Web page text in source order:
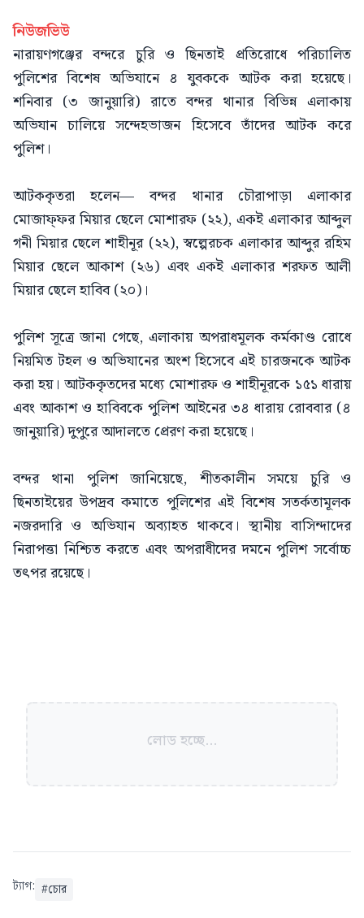
নিউজভিউ
নারায়ণগঞ্জের বন্দরে চুরি ও ছিনতাই প্রতিরোধে পরিচালিত
পুলিশের বিশেষ অভিযানে ৪ যুবককে আটক করা হয়েছে।
শনিবার (৩ জানুয়ারি) রাতে বন্দর থানার বিভিন্ন এলাকায়
অভিযান চালিয়ে সন্দেহভাজন হিসেবে তাঁদের আটক করে
পুলিশ।
আটককৃতরা হলেন— বন্দর থানার চৌরাপাড়া এলাকার
মোজাফ্ফর মিয়ার ছেলে মোশারফ (২২), একই এলাকার আব্দুল
গনী মিয়ার ছেলে শাহীনূর (২২), স্বল্পেরচক এলাকার আব্দুর রহিম
মিয়ার ছেলে আকাশ (২৬) এবং একই এলাকার শরফত আলী
মিয়ার ছেলে হাবিব (২০)।
পুলিশ সূত্রে জানা গেছে, এলাকায় অপরাধমূলক কর্মকাণ্ড রোধে
নিয়মিত টহল ও অভিযানের অংশ হিসেবে এই চারজনকে আটক
করা হয়। আটককৃতদের মধ্যে মোশারফ ও শাহীনূরকে ১৫১ ধারায়
এবং আকাশ ও হাবিবকে পুলিশ আইনের ৩৪ ধারায় রোববার (৪
জানুয়ারি) দুপুরে আদালতে প্রেরণ করা হয়েছে।
বন্দর থানা পুলিশ জানিয়েছে, শীতকালীন সময়ে চুরি ও
ছিনতাইয়ের উপদ্রব কমাতে পুলিশের এই বিশেষ সতর্কতামূলক
নজরদারি ও অভিযান অব্যাহত থাকবে। স্থানীয় বাসিন্দাদের
নিরাপত্তা নিশ্চিত করতে এবং অপরাধীদের দমনে পুলিশ সর্বোচ্চ
তৎপর রয়েছে।
লোড হচ্ছে...
ট্যাগ: #চোর